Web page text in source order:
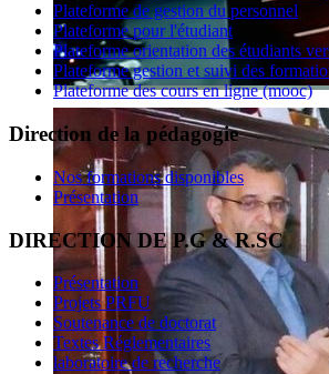
Plateforme de gestion du personnel
Plateforme pour l'étudiant
Plateforme orientation des étudiants
Plateforme gestion et suivi des
Plateforme des cours en ligne (mooc)
Direction de la pédagogie
Nos formations disponibles
Présentation
DIRECTION DE P.G & R.SC
Présentation
Projets PRFU
Soutenance de doctorat
Textes Réglementaires
laboratoire de recherche